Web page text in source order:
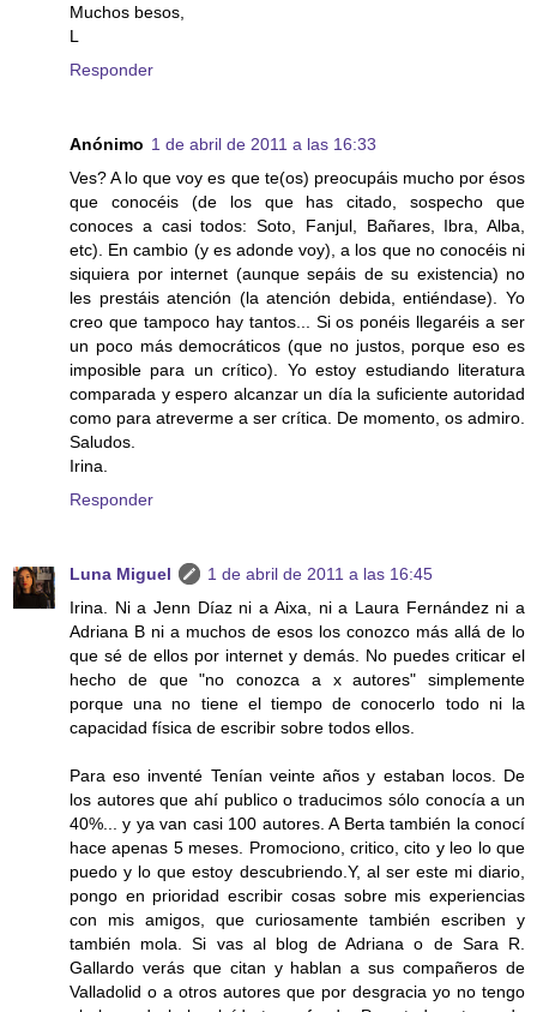
Muchos besos,
L
Responder
Anónimo 1 de abril de 2011 a las 16:33
Ves? A lo que voy es que te(os) preocupáis mucho por ésos
que conocéis (de los que has citado, sospecho que
conoces a casi todos: Soto, Fanjul, Bañares, Ibra, Alba,
etc). En cambio (y es adonde voy), a los que no conocéis ni
siquiera por internet (aunque sepáis de su existencia) no
les prestáis atención (la atención debida, entiéndase). Yo
creo que tampoco hay tantos... Si os ponéis llegaréis a ser
un poco más democráticos (que no justos, porque eso es
imposible para un crítico). Yo estoy estudiando literatura
comparada y espero alcanzar un día la suficiente autoridad
como para atreverme a ser crítica. De momento, os admiro.
Saludos.
Irina.
Responder
Luna Miguel
1 de abril de 2011 a las 16:45
Irina. Ni a Jenn Díaz ni a Aixa, ni a Laura Fernández ni a
Adriana B ni a muchos de esos los conozco más allá de lo
que sé de ellos por internet y demás. No puedes criticar el
hecho de que "no conozca a x autores" simplemente
porque una no tiene el tiempo de conocerlo todo ni la
capacidad física de escribir sobre todos ellos.
Para eso inventé Tenían veinte años y estaban locos. De
los autores que ahí publico o traducimos sólo conocía a un
40%... y ya van casi 100 autores. A Berta también la conocí
hace apenas 5 meses. Promociono, critico, cito y leo lo que
puedo y lo que estoy descubriendo.Y, al ser este mi diario,
pongo en prioridad escribir cosas sobre mis experiencias
con mis amigos, que curiosamente también escriben y
también mola. Si vas al blog de Adriana o de Sara R.
Gallardo verás que citan y hablan a sus compañeros de
Valladolid o a otros autores que por desgracia yo no tengo